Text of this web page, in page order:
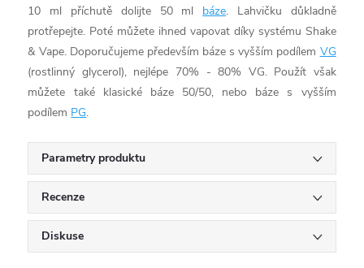
10 ml příchutě dolijte 50 ml báze. Lahvičku důkladně
protřepejte. Poté můžete ihned vapovat díky systému Shake
& Vape. Doporučujeme především báze s vyšším podílem VG
(rostlinný glycerol), nejlépe 70% - 80% VG. Použít však
můžete také klasické báze 50/50, nebo báze s vyšším
podílem PG.
Parametry produktu
Recenze
Diskuse